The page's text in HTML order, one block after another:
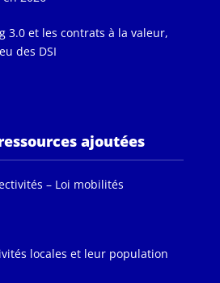
3.0 et les contrats à la valeur,
des DSI
ajoutées
– Loi mobilités
locales et leur population